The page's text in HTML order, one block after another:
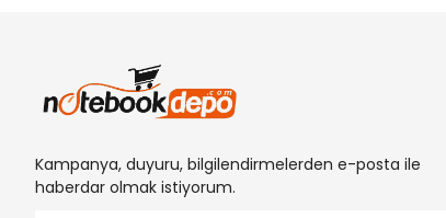
Kampanya, duyuru, bilgilendirmelerden e-posta ile
haberdar olmak istiyorum.